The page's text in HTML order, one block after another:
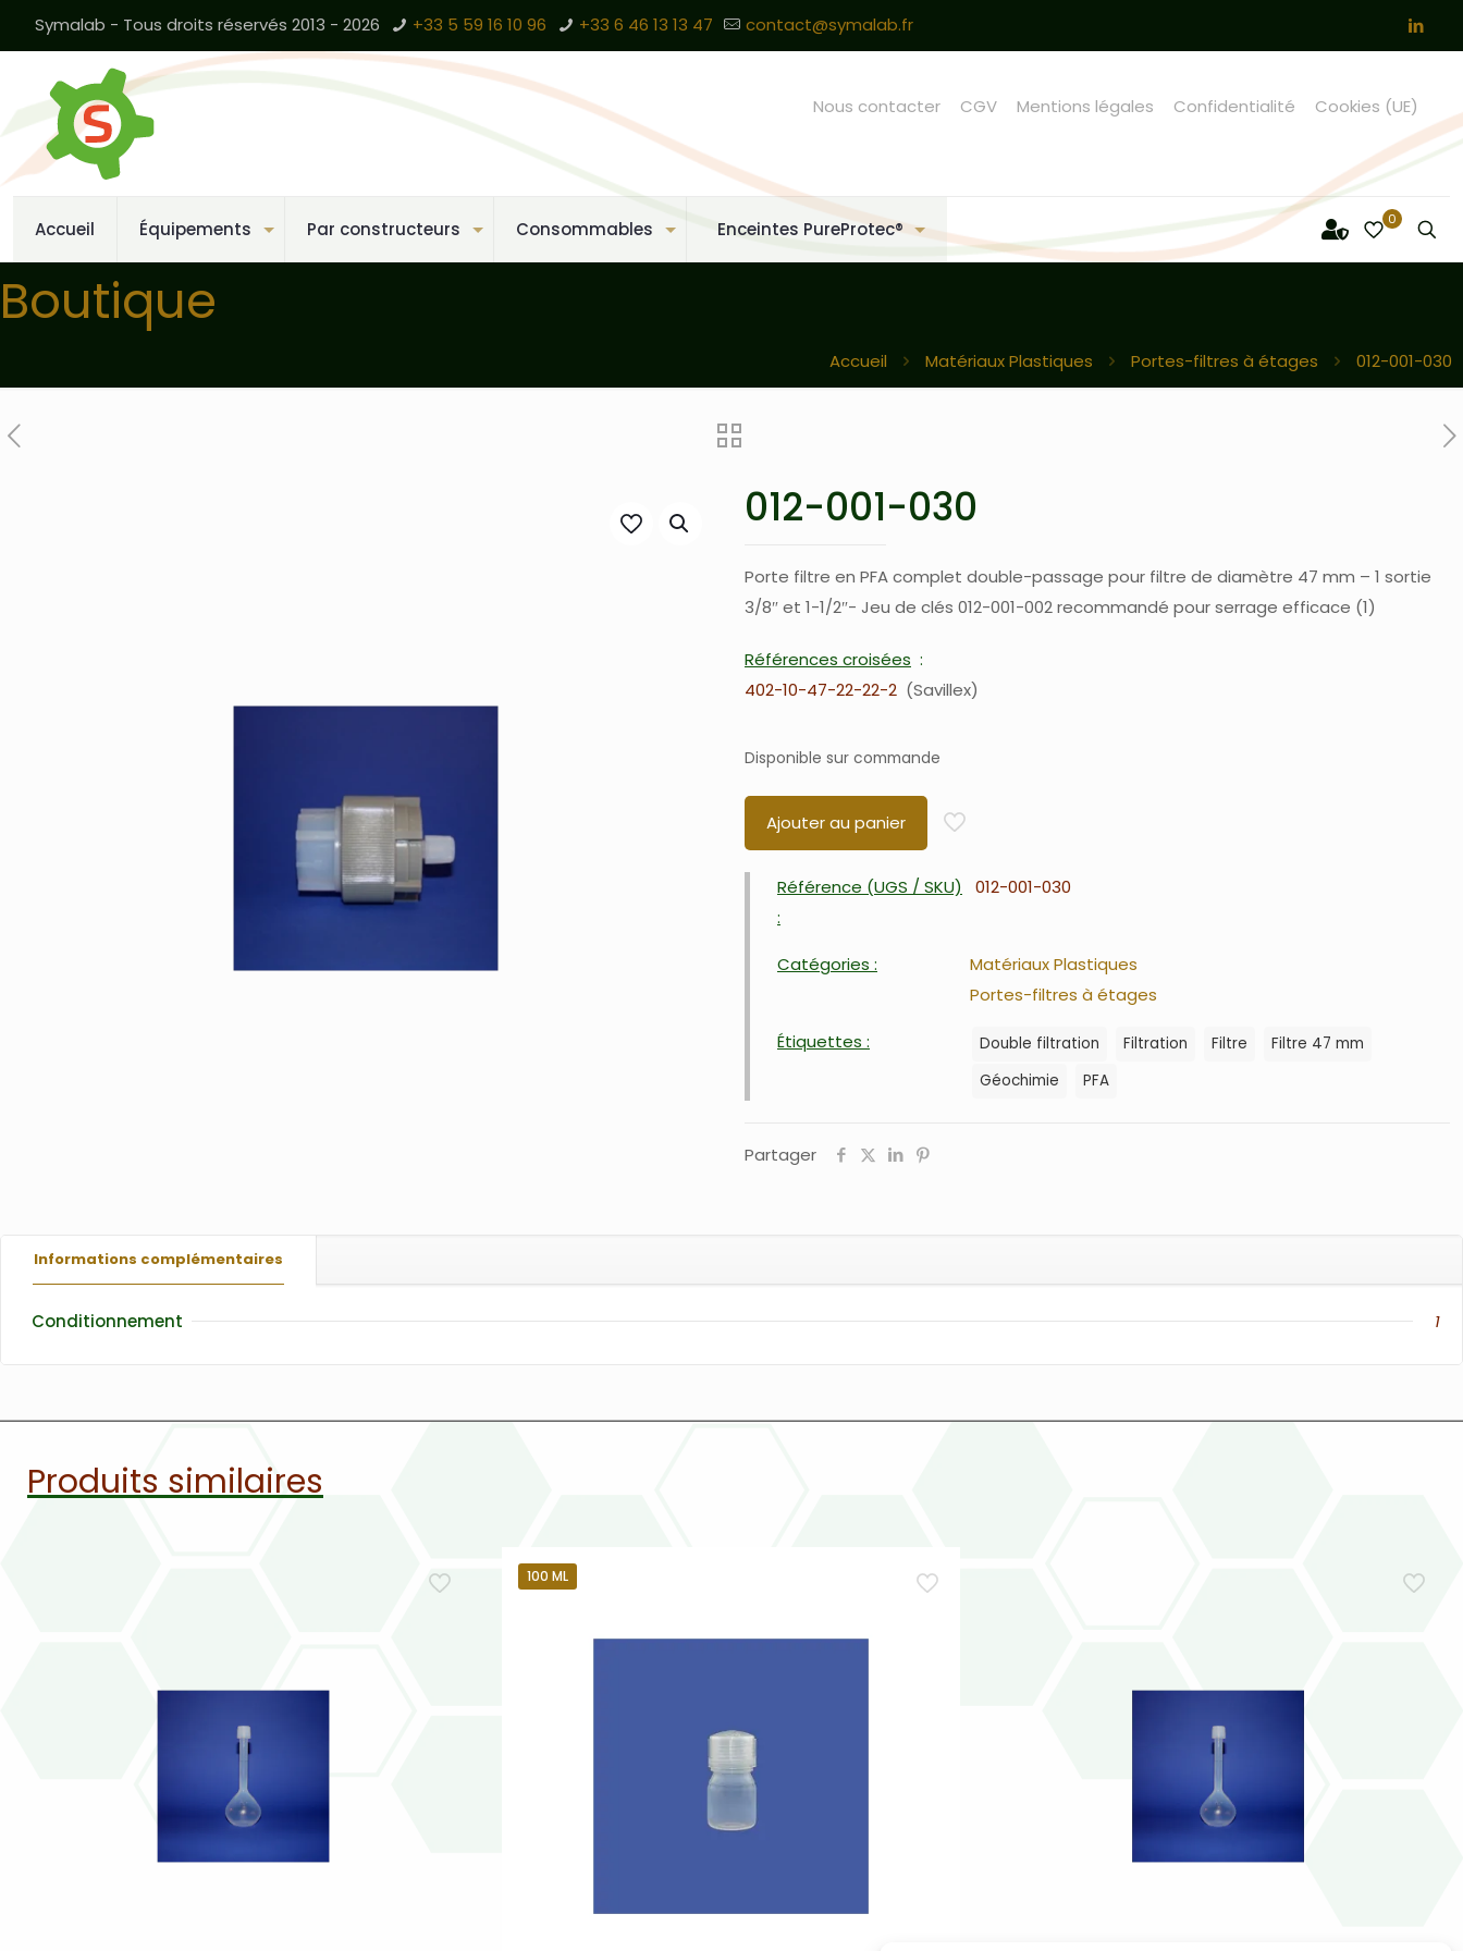
Symalab - Tous droits réservés 2013 - 2026 +33 5 59 16 10 96 +33 6 46 13 13 47 contact@symalab.fr
Accueil Équipements Par constructeurs Consommables Enceintes PureProtec®
Nous contacter CGV Mentions légales Confidentialité Cookies (UE)
0
Boutique
Accueil Matériaux Plastiques Portes-filtres à étages 012-001-030
012-001-030
Porte filtre en PFA complet double-passage pour filtre de diamètre 47 mm – 1 sortie
3/8″ et 1-1/2″- Jeu de clés 012-001-002 recommandé pour serrage efficace (1)
Références croisées
402-10-47-22-22-2
Savillex
Disponible sur commande
Ajouter au panier
Référence (UGS / SKU)
:
012-001-030
Catégories :
Matériaux Plastiques
Portes-filtres à étages
Étiquettes : Double filtration Filtration Filtre
Filtre 47 mm
Géochimie
PFA
Partager
Informations complémentaires
Conditionnement 1
Produits similaires
100 ML